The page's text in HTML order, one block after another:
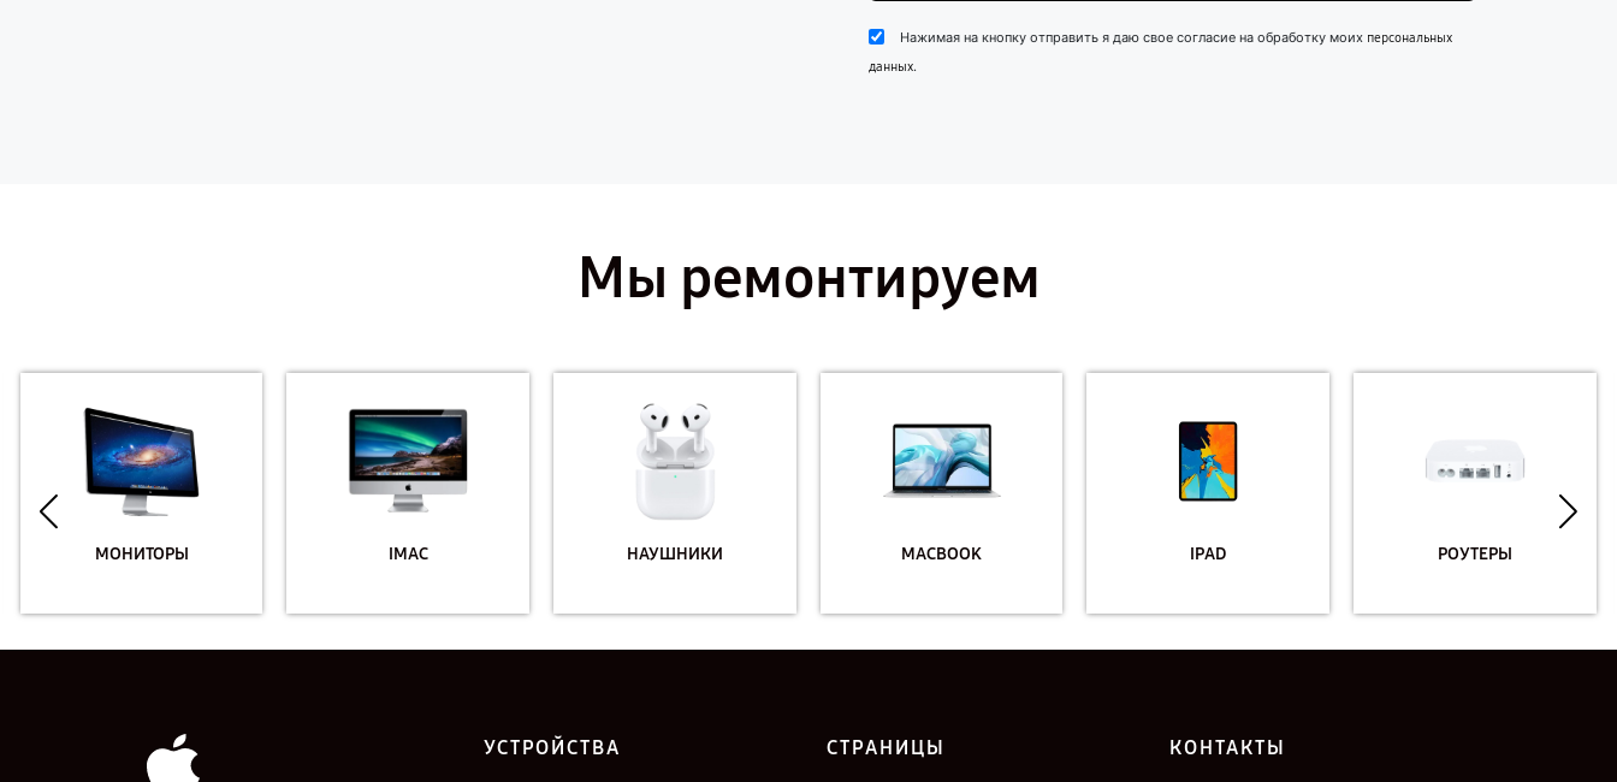
Нажимая на кнопку отправить я даю свое согласие на обработку моих персональных
данных.
Мы ремонтируем
МОНИТОРЫ IMAC НАУШНИКИ MACBOOK IPAD РОУТЕРЫ
УСТРОЙСТВА СТРАНИЦЫ КОНТАКТЫ